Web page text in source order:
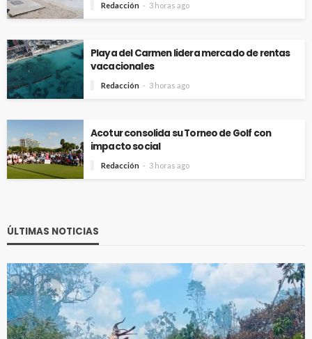
Redacción 3 horas ago
Playa del Carmen lidera mercado de rentas
vacacionales
Redacción 3 horas ago
Acotur consolida su Torneo de Golf con
impacto social
Redacción 3 horas ago
ÚLTIMAS NOTICIAS